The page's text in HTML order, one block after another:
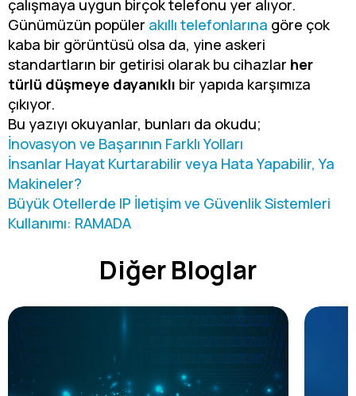
çalışmaya uygun birçok telefonu yer alıyor.
Günümüzün popüler akıllı telefonlarına göre çok
kaba bir görüntüsü olsa da, yine askeri
standartların bir getirisi olarak bu cihazlar her
türlü düşmeye dayanıklı bir yapıda karşımıza
çıkıyor.
Bu yazıyı okuyanlar, bunları da okudu;
İnovasyon ve Başarının Farklı Yolları
İnsanlar Hayat Kurtarabilir veya Hata Yapabilir, Ya
Makineler?
Büyük Otellerde IP İletişim ve Güvenlik Sistemleri
Kullanımı: RAMADA
Diğer Bloglar